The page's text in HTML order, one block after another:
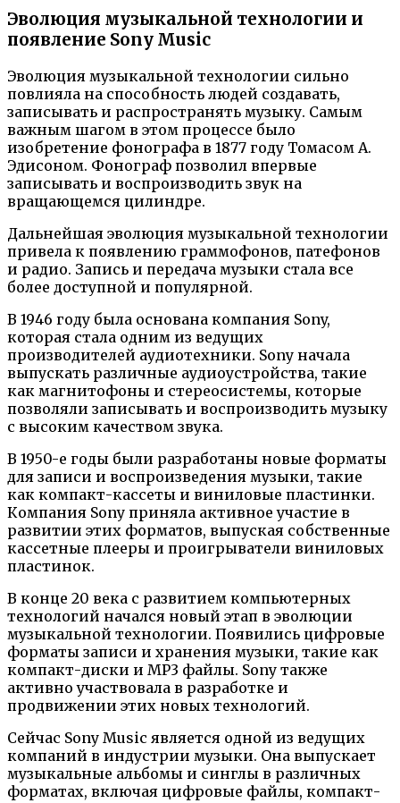
Эволюция музыкальной технологии и
появление Sony Music
Эволюция музыкальной технологии сильно
повлияла на способность людей создавать,
записывать и распространять музыку. Самым
важным шагом в этом процессе было
изобретение фонографа в 1877 году Томасом А.
Эдисоном. Фонограф позволил впервые
записывать и воспроизводить звук на
вращающемся цилиндре.
Дальнейшая эволюция музыкальной технологии
привела к появлению граммофонов, патефонов
и радио. Запись и передача музыки стала все
более доступной и популярной.
В 1946 году была основана компания Sony,
которая стала одним из ведущих
производителей аудиотехники. Sony начала
выпускать различные аудиоустройства, такие
как магнитофоны и стереосистемы, которые
позволяли записывать и воспроизводить музыку
с высоким качеством звука.
В 1950-е годы были разработаны новые форматы
для записи и воспроизведения музыки, такие
как компакт-кассеты и виниловые пластинки.
Компания Sony приняла активное участие в
развитии этих форматов, выпуская собственные
кассетные плееры и проигрыватели виниловых
пластинок.
В конце 20 века с развитием компьютерных
технологий начался новый этап в эволюции
музыкальной технологии. Появились цифровые
форматы записи и хранения музыки, такие как
компакт-диски и MP3 файлы. Sony также
активно участвовала в разработке и
продвижении этих новых технологий.
Сейчас Sony Music является одной из ведущих
компаний в индустрии музыки. Она выпускает
музыкальные альбомы и синглы в различных
форматах, включая цифровые файлы, компакт-